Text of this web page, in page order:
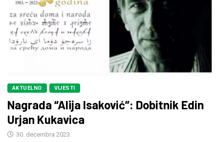
AKTUELNO VIJESTI
Nagrada “Alija Isaković”: Dobitnik Edin
Urjan Kukavica
30. decembra 2023.